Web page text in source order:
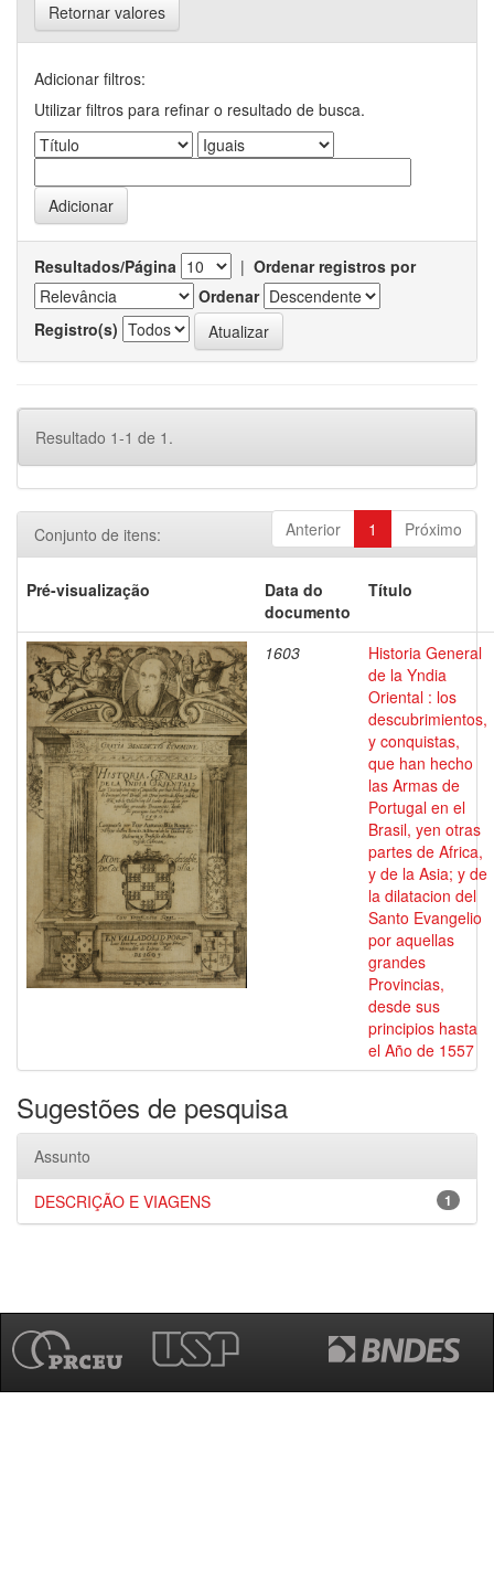
Retornar valores
Adicionar filtros:
Utilizar filtros para refinar o resultado de busca.
Resultados/Página | Ordenar registros por
Ordenar
Registro(s)
Resultado 1-1 de 1.
Anterior 1 Próximo
Conjunto de itens:
Pré-visualização
Data do
documento
Título
1603
Historia General
de la Yndia
Oriental : los
descubrimientos,
y conquistas,
que han hecho
las Armas de
Portugal en el
Brasil, yen otras
partes de Africa,
y de la Asia; y de
la dilatacion del
Santo Evangelio
por aquellas
grandes
Provincias,
desde sus
principios hasta
el Año de 1557
Sugestões de pesquisa
Assunto
1
DESCRIÇÃO E VIAGENS